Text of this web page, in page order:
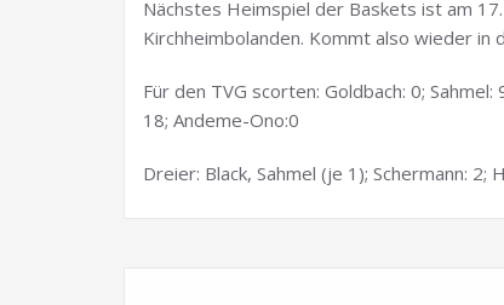
Nächstes Heimspiel der Baskets ist am
Kirchheimbolanden. Kommt also wieder in
Für den TVG scorten: Goldbach: 0;
18; Andeme-Ono:0
Dreier: Black, Sahmel (je 1); Schermann: 2;